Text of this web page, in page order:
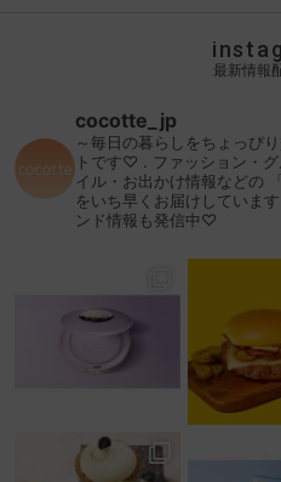
最新情報
cocotte_jp
～毎日の暮らしをちょっぴ
トです♡
ファッション・
イル・お出かけ情報などの
をいち早くお届けしています
ンド情報も発信中♡